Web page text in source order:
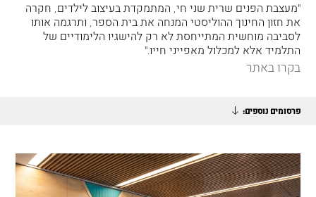
"מעצבת הפנים שרית שני חי, המתמקדת בעיצוב לילדים, חקרה
את חזון החינוך ההוליסטי המנחה את בית הספר, ותרגמה אותו
לסביבה מוחשית המתייחסת לא רק להישגיו הלימודיים של
התלמיד אלא למכלול מאפייני חייו."
בקרו באתר
פרסומים נוספים: